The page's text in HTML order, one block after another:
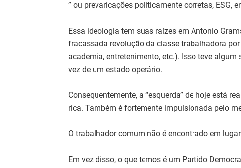
” ou prevaricações politicamente corretas, ESG,
Essa ideologia tem suas raízes em Antonio
fracassada revolução da classe trabalhadora
academia, entretenimento, etc.). Isso teve
vez de um estado operário.
Consequentemente, a “esquerda” de hoje está
rica. Também é fortemente impulsionada pelo
O trabalhador comum não é encontrado em
Em vez disso, o que temos é um Partido